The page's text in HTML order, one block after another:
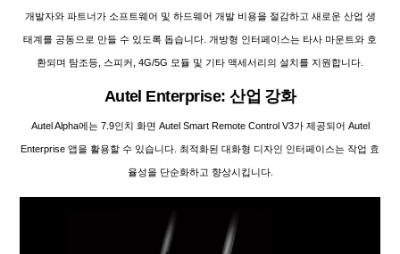
개발자와 파트너가 소프트웨어 및 하드웨어 개발 비용을 절감하고 새로운 산업 생
태계를 공동으로 만들 수 있도록 돕습니다. 개방형 인터페이스는 타사 마운트와 호
환되며 탐조등, 스피커, 4G/5G 모듈 및 기타 액세서리의 설치를 지원합니다.
Autel Enterprise: 산업 강화
Autel Alpha에는 7.9인치 화면 Autel Smart Remote Control V3가 제공되어 Autel
Enterprise 앱을 활용할 수 있습니다. 최적화된 대화형 디자인 인터페이스는 작업 효
율성을 단순화하고 향상시킵니다.